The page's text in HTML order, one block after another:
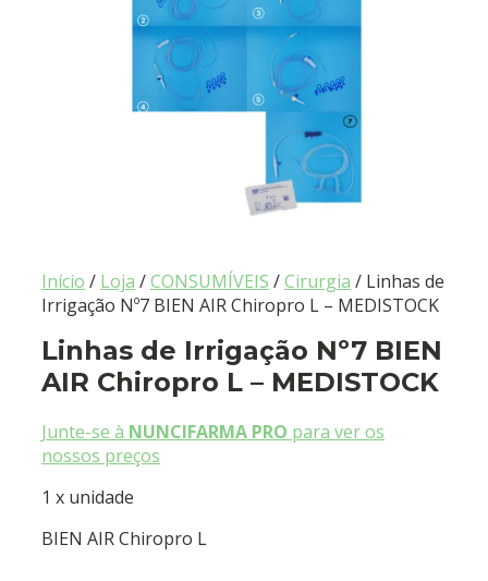
Início / Loja /CONSUMÍVEIS /Cirurgia / Linhas de
Irrigação Nº7 BIEN AIR Chiropro L – MEDISTOCK
Linhas de Irrigação Nº7 BIEN
AIR Chiropro L – MEDISTOCK
Junte-se à NUNCIFARMA PRO para ver os
nossos preços
1 x unidade
BIEN AIR Chiropro L